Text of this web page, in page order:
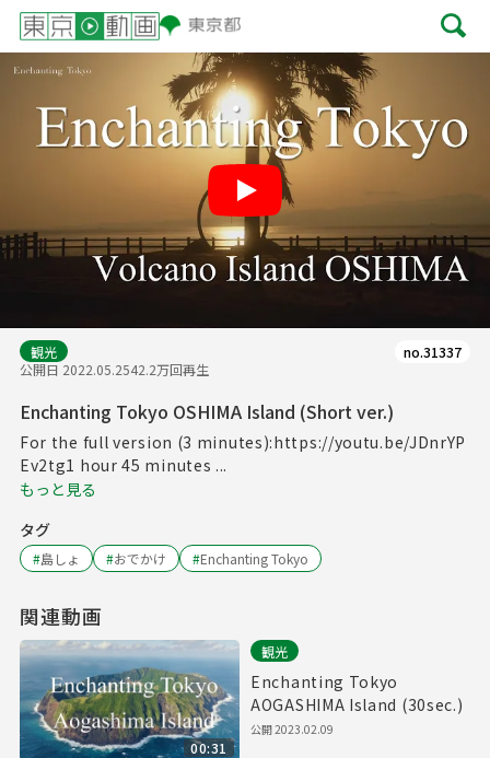
観光
公開日 2022.05.2542.2万回再生
no.31337
Enchanting Tokyo OSHIMA Island (Short ver.)
For the full version (3 minutes):https://youtu.be/JDnrYP
Ev2tg1 hour 45 minutes ...
もっと見る
タグ
#島しょ #おでかけ #Enchanting Tokyo
関連動画
00:31
観光
Enchanting Tokyo
AOGASHIMA Island (30sec.)
公開2023.02.09